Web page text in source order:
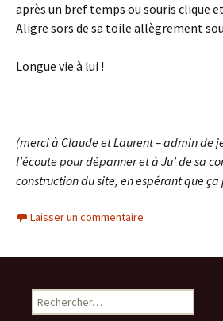
après un bref temps ou souris clique
Aligre sors de sa toile allègrement
Longue vie à lui !
(merci à Claude et Laurent – admin de
l’écoute pour dépanner et à Ju’ de sa
construction du site, en espérant que
Laisser un commentaire
Rechercher :